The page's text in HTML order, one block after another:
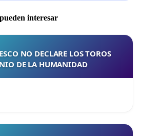
interesar
NO DECLARE LOS TOROS
DE LA HUMANIDAD